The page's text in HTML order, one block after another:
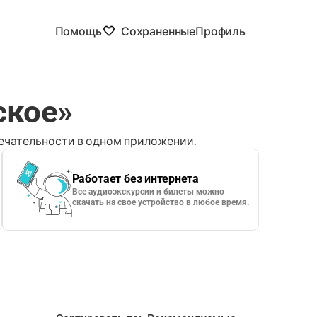
Помощь СохраненныеПрофиль
в одном приложении.
Работает без интернета
Все аудиоэкскурсии и билеты можно
скачать на свое устройство в любое время.